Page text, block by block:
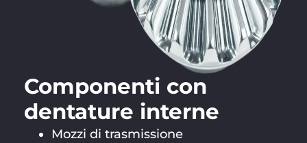
Componenti con
dentature interne
Mozzi di trasmissione